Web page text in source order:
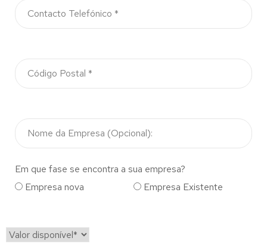
Em que fase se encontra a sua empresa?
Empresa nova
Empresa Existente